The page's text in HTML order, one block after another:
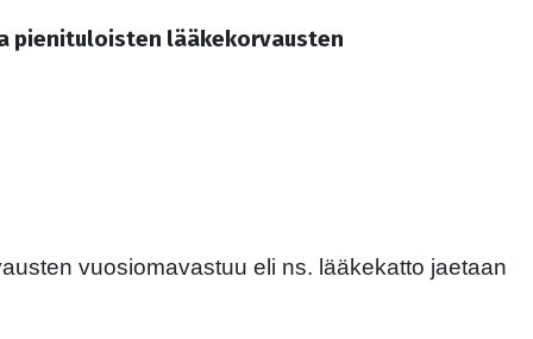
pienituloisten lääkekorvausten
vuosiomavastuu eli ns. lääkekatto jaetaan